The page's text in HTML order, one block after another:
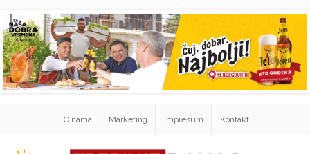
O nama Marketing Impresum Kontakt